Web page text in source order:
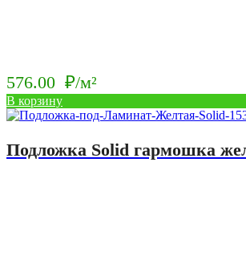
576.00 ₽/м²
В корзину
Подложка Solid гармошка